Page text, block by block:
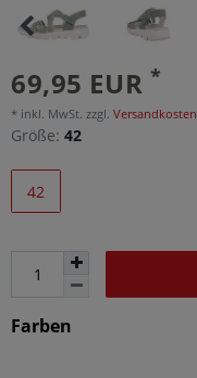
69,95 EUR *
* inkl. MwSt. zzgl. Versandkosten
Größe: 42
42
Farben